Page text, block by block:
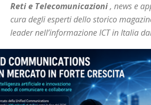
Reti e Telecomunicazioni, news e
cura degli esperti dello storico
leader nell’informazione ICT in Italia